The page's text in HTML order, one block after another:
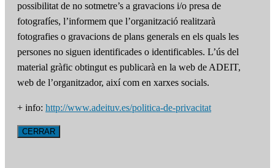
possibilitat de no sotmetre’s a gravacions i/o presa de
fotografíes, l’informem que l’organització realitzarà
fotografies o gravacions de plans generals en els quals les
persones no siguen identificades o identificables. L’ús del
material gràfic obtingut es publicarà en la web de ADEIT,
web de l’organitzador, així com en xarxes socials.
+ info: http://www.adeituv.es/politica-de-privacitat
CERRAR